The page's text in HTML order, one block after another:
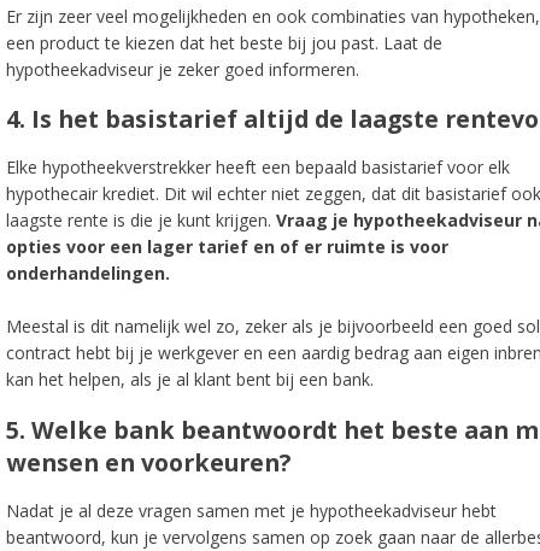
Er zijn zeer veel mogelijkheden en ook combinaties van
een product te kiezen dat het beste bij jou past. Laat de
hypotheekadviseur je zeker goed informeren.
4. Is het basistarief altijd de laagste
Elke hypotheekverstrekker heeft een bepaald basistarief voor elk
hypothecair krediet. Dit wil echter niet zeggen, dat dit basistarief
laagste rente is die je kunt krijgen. Vraag je hypotheekadviseur
opties voor een lager tarief en of er ruimte is voor
onderhandelingen.
Meestal is dit namelijk wel zo, zeker als je bijvoorbeeld een goed
contract hebt bij je werkgever en een aardig bedrag aan eigen
kan het helpen, als je al klant bent bij een bank.
5. Welke bank beantwoordt het beste aan
wensen en voorkeuren?
Nadat je al deze vragen samen met je hypotheekadviseur hebt
beantwoord, kun je vervolgens samen op zoek gaan naar de